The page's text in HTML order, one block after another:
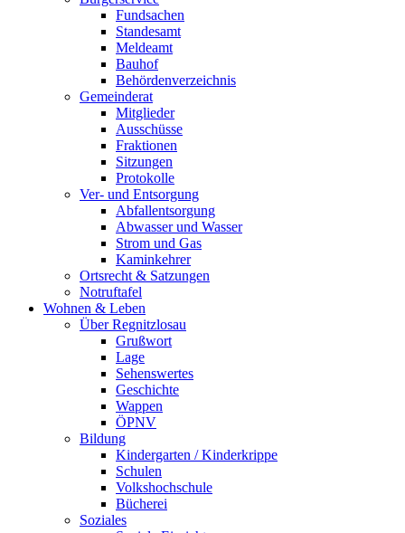
Fundsachen
Standesamt
Meldeamt
Bauhof
Behördenverzeichnis
Gemeinderat
Mitglieder
Ausschüsse
Fraktionen
Sitzungen
Protokolle
Ver- und Entsorgung
Abfallentsorgung
Abwasser und Wasser
Strom und Gas
Kaminkehrer
Ortsrecht & Satzungen
Notruftafel
Wohnen & Leben
Über Regnitzlosau
Grußwort
Lage
Sehenswertes
Geschichte
Wappen
ÖPNV
Bildung
Kindergarten / Kinderkrippe
Schulen
Volkshochschule
Bücherei
Soziales